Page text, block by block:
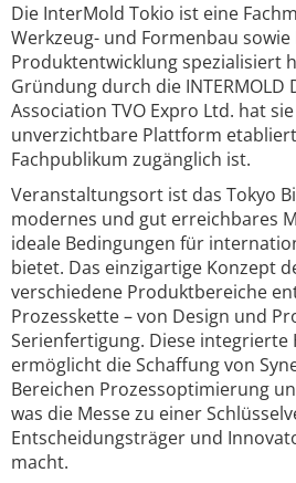
Die InterMold Tokio ist eine
Werkzeug- und Formenbau sowie
Produktentwicklung spezialisiert
Gründung durch die INTERMOLD
Association TVO Expro Ltd. hat
unverzichtbare Plattform
Fachpublikum zugänglich ist.
Veranstaltungsort ist das Tokyo
modernes und gut erreichbares
ideale Bedingungen für
bietet. Das einzigartige Konzept
verschiedene Produktbereiche
Prozesskette – von Design und
Serienfertigung. Diese integrierte
ermöglicht die Schaffung von
Bereichen Prozessoptimierung
was die Messe zu einer
Entscheidungsträger und
macht.